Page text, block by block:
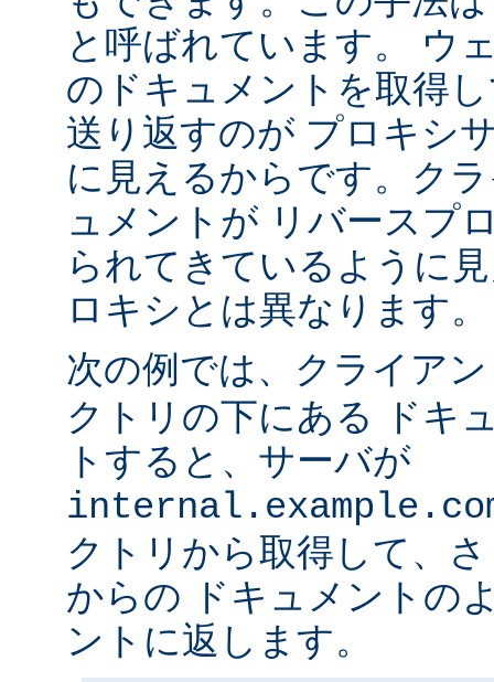
と呼ばれています。 ウ
のドキュメントを取得
送り返すのが プロキシ
に見えるからです。ク
ュメントが リバースプ
られてきているように
ロキシとは異なります。
次の例では、クライア
クトリの下にある ドキ
トすると、サーバが
クトリから取得して、
からの ドキュメントの
ントに返します。